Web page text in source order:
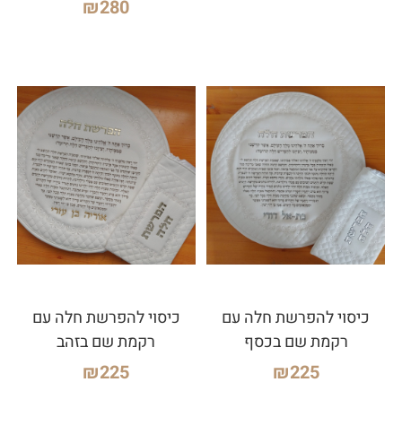
₪280
כיסוי להפרשת חלה עם
רקמת שם בכסף
₪225
כיסוי להפרשת חלה עם
רקמת שם בזהב
₪225